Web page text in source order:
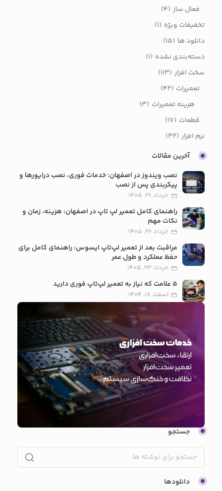
فعال ساز (4)
تخفیفات ویژه (1)
دانلود ها (15)
دسته‌بندی نشده (1)
سخت افزار (113)
تعمیرات (42)
هزینه تعمیرات (3)
قطعات (17)
نرم افزار (32)
آخرین مقالات
نصب ویندوز در اصفهان: خدمات فوری، نصب درایورها و
پیکربندی پس از نصب
خرداد 26, 1405
راهنمای کامل تعمیر لپ تاپ در اصفهان: هزینه، زمان و
نکات مهم
خرداد 26, 1405
مراقبت بعد از تعمیر لپ‌تاپ ایسوس: راهنمای کامل برای
حفظ عملکرد و طول عمر
خرداد 23, 1405
5 علامت که نیاز به تعمیر لپ‌تاپ فوری دارید
اسفند 18, 1404
جستجو
دانلودها